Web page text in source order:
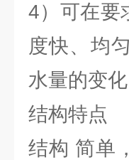
4）可在要
度快、均
水量的变
结构特点
结构 简单